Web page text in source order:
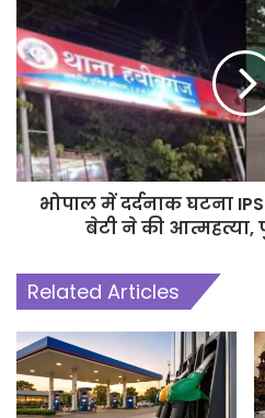
भोपाल में दर्दनाक घटना
बेटी ने की आत्महत्या,
Related Articles